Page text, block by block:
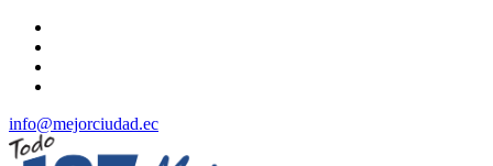
info@mejorciudad.ec